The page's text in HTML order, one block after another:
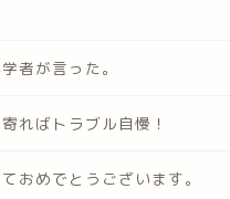
者が言った。
ればトラブル自慢！
おめでとうございます。